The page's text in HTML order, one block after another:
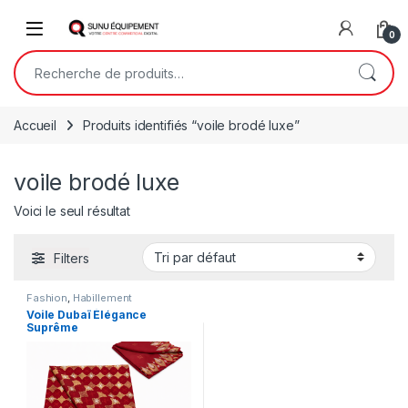
Open 0
Recherche pour :
Accueil Produits identifiés “voile brodé luxe”
voile brodé luxe
Voici le seul résultat
Filters
Fashion, Habillement
Voile Dubaï Élégance
Suprême